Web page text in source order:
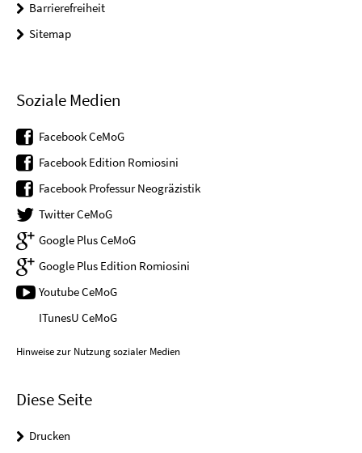
Barrierefreiheit
Sitemap
Soziale Medien
Facebook CeMoG
Facebook Edition Romiosini
Facebook Professur Neogräzistik
Twitter CeMoG
Google Plus CeMoG
Google Plus Edition Romiosini
Youtube CeMoG
ITunesU CeMoG
Hinweise zur Nutzung sozialer Medien
Diese Seite
Drucken